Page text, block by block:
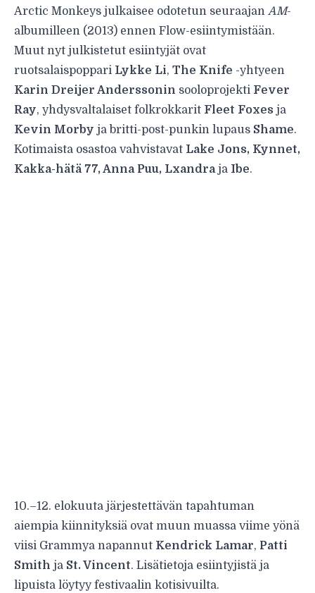
Arctic Monkeys julkaisee odotetun seuraajan AM-
albumilleen (2013) ennen Flow-esiintymistään.
Muut nyt julkistetut esiintyjät ovat
ruotsalaispoppari Lykke Li, The Knife -yhtyeen
Karin Dreijer Anderssonin sooloprojekti Fever
Ray, yhdysvaltalaiset folkrokkarit Fleet Foxes ja
Kevin Morby ja britti-post-punkin lupaus Shame.
Kotimaista osastoa vahvistavat Lake Jons, Kynnet,
Kakka-hätä 77, Anna Puu, Lxandraja Ibe.
10.–12. elokuuta järjestettävän tapahtuman
aiempia kiinnityksiä ovat muun muassa viime yönä
viisi Grammya napannut Kendrick Lamar, Patti
Smith ja St. Vincent. Lisätietoja esiintyjistä ja
lipuista löytyy festivaalin kotisivuilta.